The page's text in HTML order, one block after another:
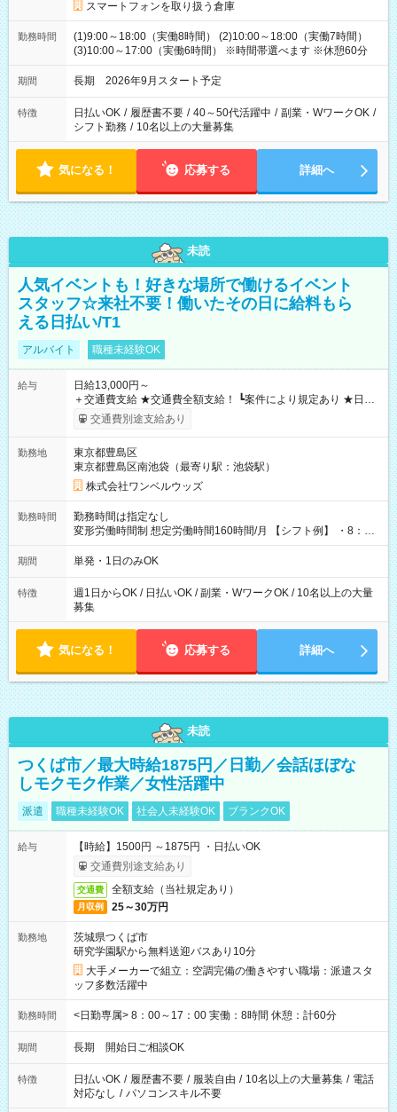
スマートフォンを取り扱う倉庫
勤務時間
(1)9:00～18:00（実働8時間） (2)10:00～18:00（実働7時間）
(3)10:00～17:00（実働6時間） ※時間帯選べます ※休憩60分
期間 長期 2026年9月スタート予定
特徴 日払いOK / 履歴書不要 / 40～50代活躍中 / 副業・WワークOK /
シフト勤務 / 10名以上の大量募集
気になる！ 応募する 詳細へ
未読
人気イベントも！好きな場所で働けるイベント
スタッフ☆来社不要！働いたその日に給料もら
える日払い/T1
アルバイト 職種未経験OK
給与
日給13,000円～
＋交通費支給 ★交通費全額支給！ ┗案件により規定あり ★日払
いOK！（規定あり） ┗働いたその日に現金GET♪ お仕事後はコ
ンビニATMから 日払い分を引き落とせます！ 【試用期間】試
交通費別途支給あり
勤務地
東京都豊島区
東京都豊島区南池袋（最寄り駅：池袋駅）
株式会社ワンベルウッズ
勤務時間
勤務時間は指定なし
変形労働時間制 想定労働時間160時間/月 【シフト例】 ・8：00
～21：00
期間 単発・1日のみOK
特徴
週1日からOK / 日払いOK / 副業・WワークOK / 10名以上の大量
募集
気になる！ 応募する 詳細へ
未読
つくば市／最大時給1875円／日勤／会話ほぼな
しモクモク作業／女性活躍中
派遣 職種未経験OK 社会人未経験OK ブランクOK
給与
【時給】1500円 ～1875円 ・日払いOK
交通費別途支給あり
交通費 全額支給（当社規定あり）
月収例 25～30万円
勤務地
茨城県つくば市
研究学園駅から無料送迎バスあり10分
大手メーカーで組立：空調完備の働きやすい職場：派遣スタ
ッフ多数活躍中
勤務時間 <日勤専属> 8：00～17：00 実働：8時間 休憩：計60分
期間 長期 開始日ご相談OK
特徴 日払いOK / 履歴書不要 / 服装自由 / 10名以上の大量募集 / 電話
対応なし / パソコンスキル不要